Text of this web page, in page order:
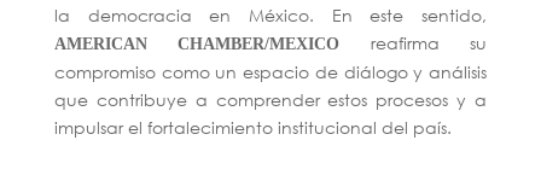
la democracia en México.
En este sentido,
AMERICAN CHAMBER/MEXICO
reafirma su
compromiso como un espacio de diálogo y análisis
que contribuye a comprender estos procesos y a
impulsar el fortalecimiento institucional del país.